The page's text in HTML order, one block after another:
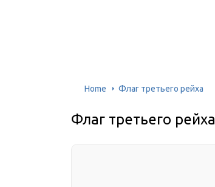
Home Флаг третьего рейха
Флаг третьего рейха